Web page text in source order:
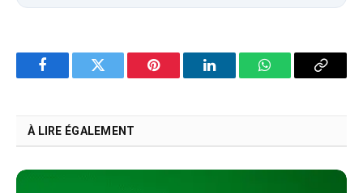
FacebookTwitter Pinterest LinkedInWhatsAppCopy
À LIRE ÉGALEMENT